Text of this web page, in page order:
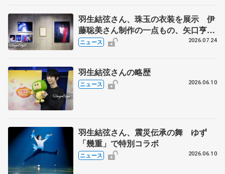
羽生結弦さん、珠玉の衣装を展示 伊
藤聡美さん制作の一点もの、矢口亨さ
んが撮影
ニュース 2026.07.24
羽生結弦さんの略歴
ニュース 2026.06.10
羽生結弦さん、震災伝承の舞 ゆず
「幾重」で特別コラボ
ニュース 2026.06.10